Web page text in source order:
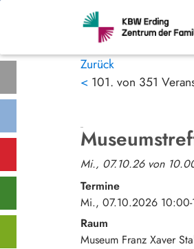
Zurück
< 101. von 351
Mi., 07.10.26 von
Termine
Mi., 07.10.2026
Raum
Museum Franz Xaver